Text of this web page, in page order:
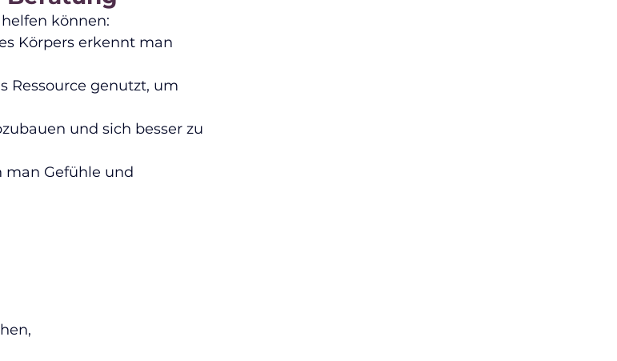
können:
Körpers erkennt man
Ressource genutzt, um
und sich besser zu
man Gefühle und